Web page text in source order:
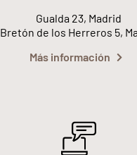
Gualda 23, Madrid
Bretón de los Herreros 5,
Más información